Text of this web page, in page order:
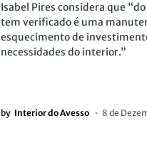
Isabel Pires considera que
tem verificado é uma
esquecimento de
necessidades do interior.”
by Interior do Avesso 8 de